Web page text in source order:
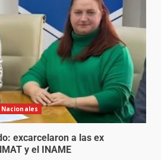
Nacionales
excarcelaron a las ex
y el INAME